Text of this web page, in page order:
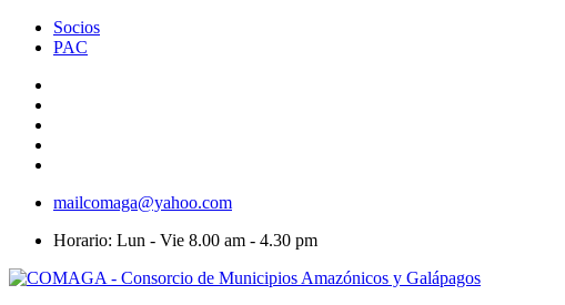
Socios
PAC
mailcomaga@yahoo.com
Horario: Lun - Vie 8.00 am - 4.30 pm